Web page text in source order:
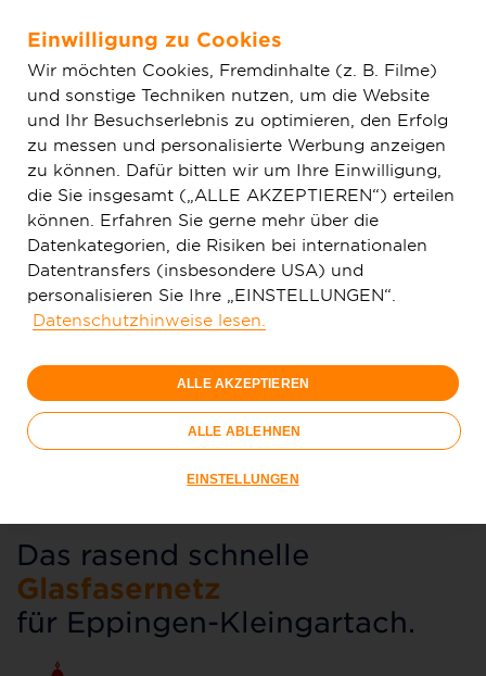
Zum Hauptinhalt springen
Glasfaser & Ausbau Ausbaugebiete
Württemberg
Eppingen-Kleingartach
150 Mbit/s
29,99
€/Monat
Nur bis 15.09.
Jetzt bestellen
Glasfaser-
Das rasend schnelle
Glasfasernetz
für Eppingen-Kleingartach.
Einwilligung zu Cookies
Wir möchten Cookies, Fremdinhalte (z. B. Filme)
und sonstige Techniken nutzen, um die Website
und Ihr Besuchserlebnis zu optimieren, den Erfolg
zu messen und personalisierte Werbung anzeigen
zu können. Dafür bitten wir um Ihre Einwilligung,
die Sie insgesamt („ALLE AKZEPTIEREN“) erteilen
können. Erfahren Sie gerne mehr über die
Datenkategorien, die Risiken bei internationalen
Datentransfers (insbesondere USA) und
personalisieren Sie Ihre „EINSTELLUNGEN“.
Datenschutzhinweise lesen.
ALLE AKZEPTIEREN
ALLE ABLEHNEN
EINSTELLUNGEN